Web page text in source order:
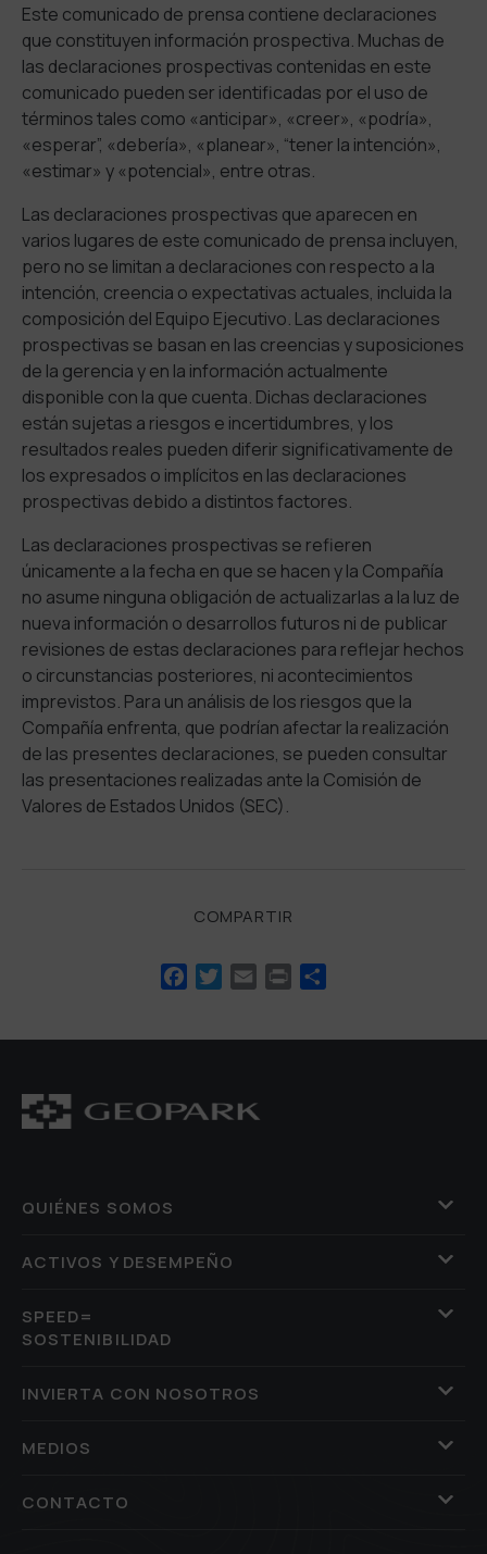
Este comunicado de prensa contiene declaraciones
que constituyen información prospectiva. Muchas de
las declaraciones prospectivas contenidas en este
comunicado pueden ser identificadas por el uso de
términos tales como «anticipar», «creer», «podría»,
«esperar”, «debería», «planear», “tener la intención»,
«estimar» y «potencial», entre otras.
Las declaraciones prospectivas que aparecen en
varios lugares de este comunicado de prensa incluyen,
pero no se limitan a declaraciones con respecto a la
intención, creencia o expectativas actuales, incluida la
composición del Equipo Ejecutivo. Las declaraciones
prospectivas se basan en las creencias y suposiciones
de la gerencia y en la información actualmente
disponible con la que cuenta. Dichas declaraciones
están sujetas a riesgos e incertidumbres, y los
resultados reales pueden diferir significativamente de
los expresados o implícitos en las declaraciones
prospectivas debido a distintos factores.
Las declaraciones prospectivas se refieren
únicamente a la fecha en que se hacen y la Compañía
no asume ninguna obligación de actualizarlas a la luz de
nueva información o desarrollos futuros ni de publicar
revisiones de estas declaraciones para reflejar hechos
o circunstancias posteriores, ni acontecimientos
imprevistos. Para un análisis de los riesgos que la
Compañía enfrenta, que podrían afectar la realización
de las presentes declaraciones, se pueden consultar
las presentaciones realizadas ante la Comisión de
Valores de Estados Unidos (SEC).
COMPARTIR
Facebook
Twitter
Email Print
QUIÉNES SOMOS
ACTIVOS Y DESEMPEÑO
SPEED=
SOSTENIBILIDAD
INVIERTA CON NOSOTROS
MEDIOS
CONTACTO